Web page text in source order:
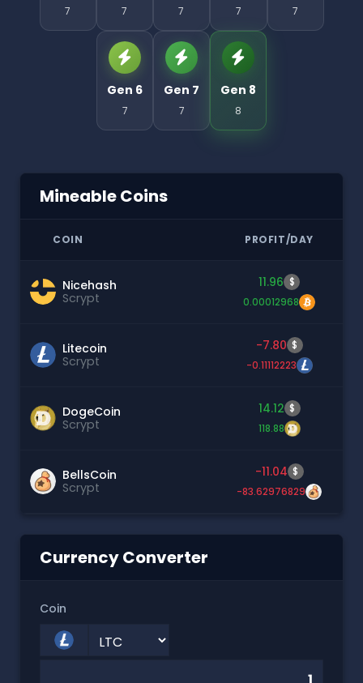
7 7 7 7 7
Gen 6
7
Gen 7
7
Gen 8
8
Mineable Coins
COIN PROFIT/DAY
Nicehash
Scrypt
11.96 $
0.00012968
Litecoin
Scrypt
-7.80 $
-0.11112223
DogeCoin
Scrypt
14.12 $
118.88
BellsCoin
Scrypt
-11.04 $
-83.62976829
Currency Converter
Coin